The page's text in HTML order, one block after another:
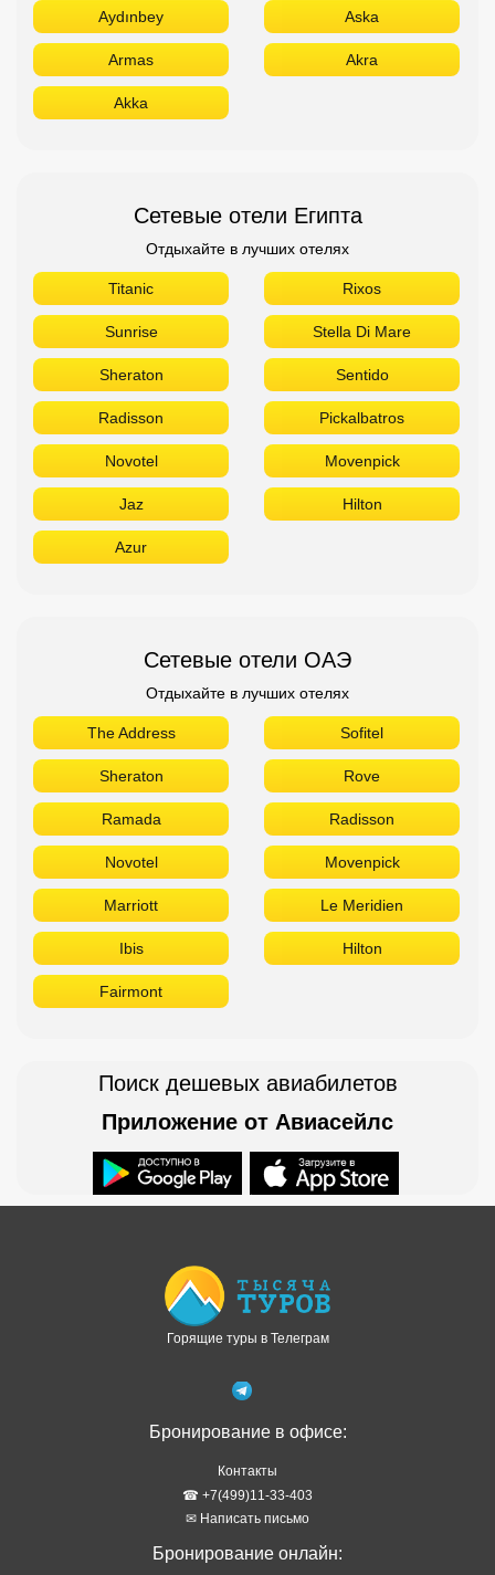
Aydınbey Aska
Armas Akra
Akka
Сетевые отели Египта
Отдыхайте в лучших отелях
Titanic Rixos
Sunrise Stella Di Mare
Sheraton Sentido
Radisson Pickalbatros
Novotel Movenpick
Jaz Hilton
Azur
Сетевые отели ОАЭ
Отдыхайте в лучших отелях
The Address Sofitel
Sheraton Rove
Ramada Radisson
Novotel Movenpick
Marriott Le Meridien
Ibis Hilton
Fairmont
Поиск дешевых авиабилетов
Приложение от Авиасейлс
Горящие туры в Телеграм
Бронирование в офисе:
Контакты
☎ +7(499)11-33-403
✉ Написать письмо
Бронирование онлайн: